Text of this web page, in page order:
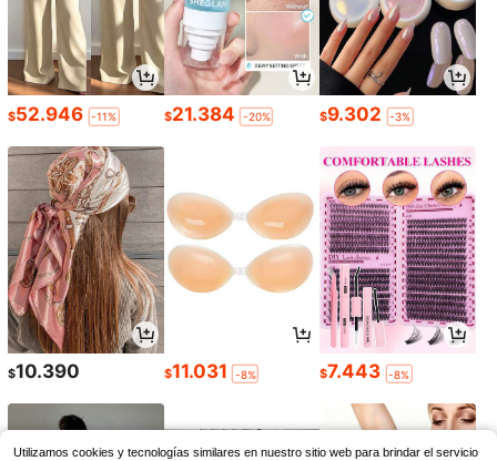
$52.946 -11% $21.384 -20% $9.302 -3%
$10.390 $11.031 -8% $7.443 -8%
Utilizamos cookies y tecnologías similares en nuestro sitio web para brindar el servicio